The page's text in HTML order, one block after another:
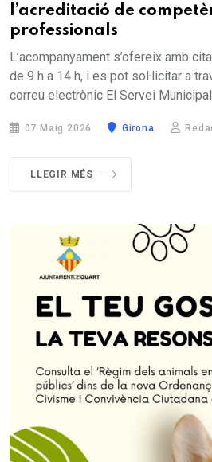
l’acreditació de
professionals
L’acompanyament s’ofereix amb
de 9 h a 14 h, i es pot sol·licitar a
correu electrònic El Servei Municipal
07 Maig 2026 Girona
LLEGIR MÉS